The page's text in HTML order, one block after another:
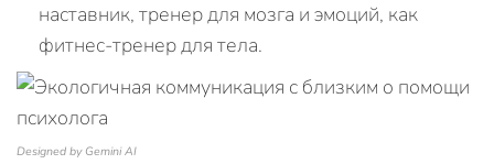
наставник, тренер для мозга и эмоций, как
фитнес-тренер для тела.
Designed by Gemini AI